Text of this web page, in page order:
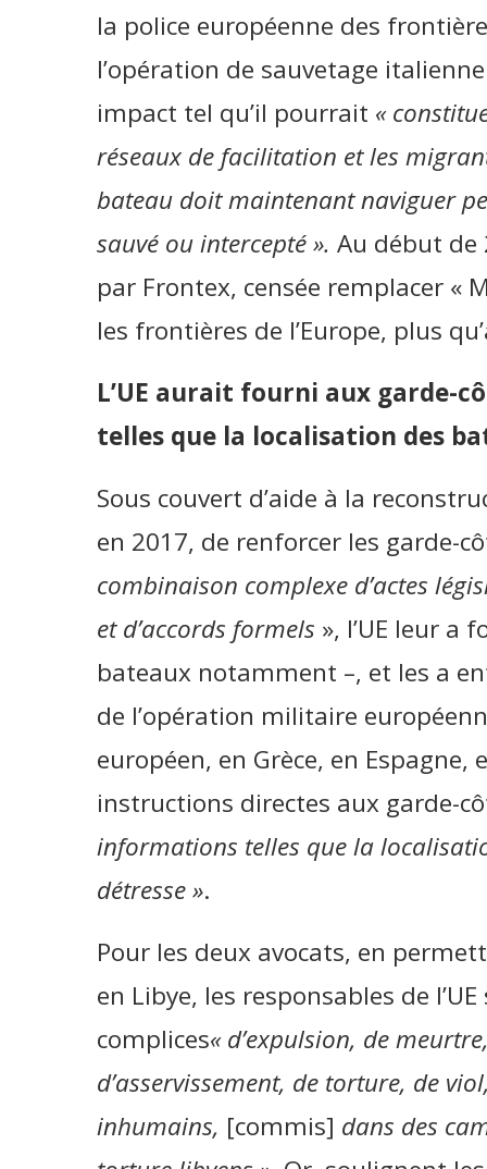
la police européenne des
l’opération de sauvetage
impact tel qu’il pourrait «
réseaux de facilitation et les
bateau doit maintenant naviguer
sauvé ou intercepté ». Au début de
par Frontex, censée remplacer «
les frontières de l’Europe, plus
L’UE aurait fourni aux garde-
telles que la localisation des
Sous couvert d’aide à la
en 2017, de renforcer les garde-
combinaison complexe d’actes
et d’accords formels », l’UE leur a
bateaux notamment –, et les a
de l’opération militaire
européen, en Grèce, en Espagne,
instructions directes aux garde-
informations telles que la
détresse ».
Pour les deux avocats, en
en Libye, les responsables de
complices« d’expulsion, de
d’asservissement, de torture, de
inhumains, [commis] dans des